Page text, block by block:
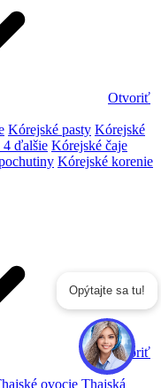
Otvoriť
Kórejské pasty Kórejské
4 ďalšie Kórejské čaje
Kórejské korenie
Otvoriť
ovocie Thajská
Opýtajte sa tu!